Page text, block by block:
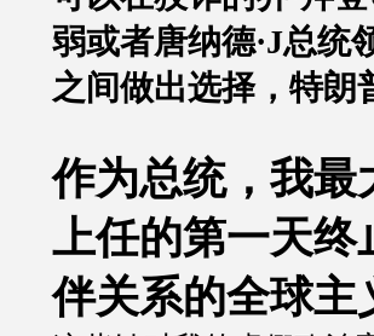
弱或者唐纳德·J总统
之间做出选择，特朗
作为总统，我最
上任的第一天终
伴关系的全球主